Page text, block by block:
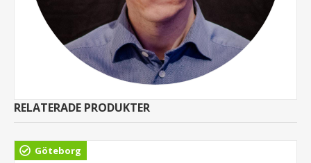
RELATERADE PRODUKTER
Göteborg